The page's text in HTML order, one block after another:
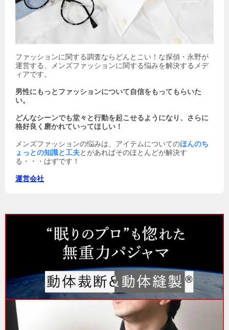
ファッションに関する調査ならどんとこい！な探偵・永野が
運営する、メンズファッションに関する悩みを解決するメデ
ィアです。
男性にもっとファッションについて自信をもってもらいた
い。
どんなシーンでも堂々と行動を起こせるようになり、さらに
格好良く磨かれていってほしい！
メンズファッションの悩みは、アイテムについてのほんのち
ょっとの知識と工夫とがあればそのほとんどが解決す
る・・・はずです！
運営会社